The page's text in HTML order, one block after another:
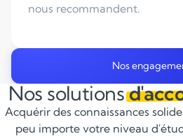
Tous les ans, des familles nous
Nos
Nos solutions
Acquérir des connaissances
peu importe votre niveau